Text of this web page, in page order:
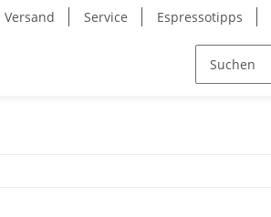
Versand Service Espressotipps